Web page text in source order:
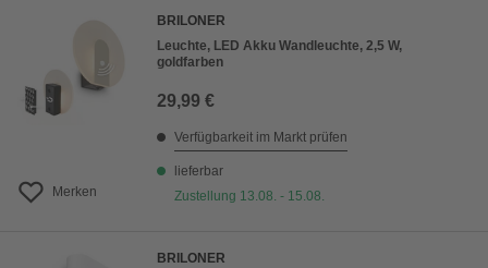
Merken
BRILONER
Leuchte, LED Akku Wandleuchte, 2,5 W,
goldfarben
29,99 €
Verfügbarkeit im Markt prüfen
lieferbar
Zustellung 13.08. - 15.08.
BRILONER